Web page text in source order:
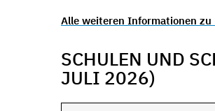
Alle weiteren Informationen zu
SCHULEN UND
JULI 2026)